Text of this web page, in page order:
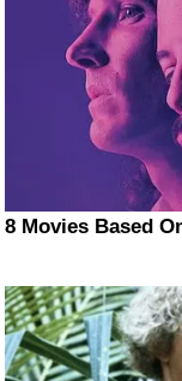
8 Movies Based